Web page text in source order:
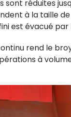
sont réduites
à la taille
est évacué
rend le
à